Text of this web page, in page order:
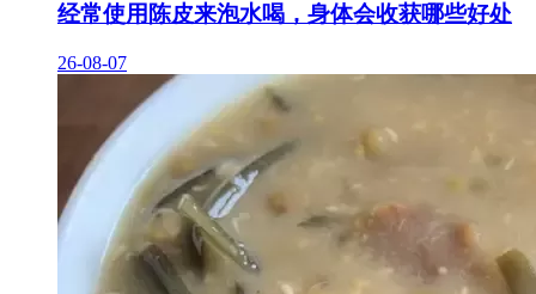
经常使用陈皮来泡水喝，身体会收获哪些好处
26-08-07